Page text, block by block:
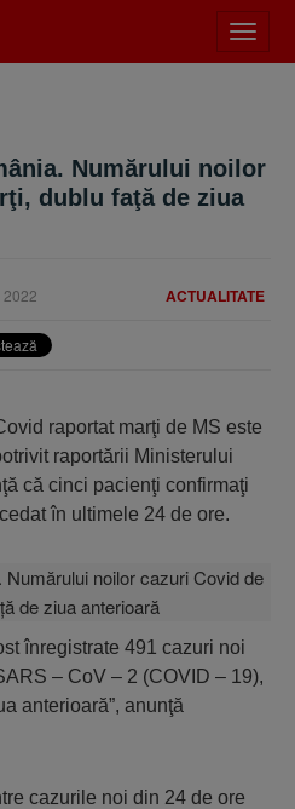
meniu
Numărului noilor
dublu faţă de ziua
ACTUALITATE
2022
raportat marţi de MS este
raportării Ministerului
că cinci pacienţi confirmaţi
în ultimele 24 de ore.
înregistrate 491 cazuri noi
– CoV – 2 (COVID – 19),
anterioară”, anunţă
cazurile noi din 24 de ore